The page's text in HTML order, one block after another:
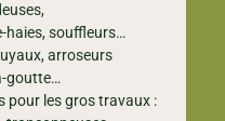
haies, souffleurs…
arroseurs
goutte…
pour les gros travaux :